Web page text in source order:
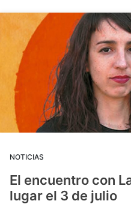
NOTICIAS
El encuentro con
lugar el 3 de julio